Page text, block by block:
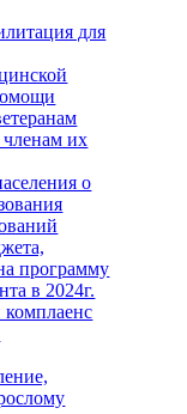
для
их
о
программу
в 2024г.